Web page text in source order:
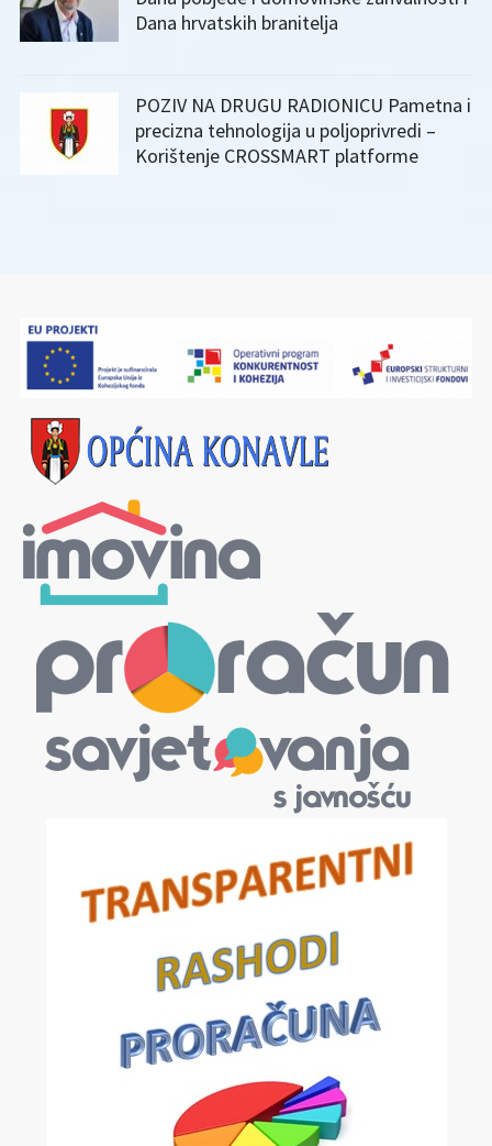
Dana hrvatskih branitelja
POZIV NA DRUGU RADIONICU Pametna i
precizna tehnologija u poljoprivredi –
Korištenje CROSSMART platforme